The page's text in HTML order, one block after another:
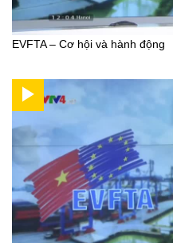
EVFTA – Cơ hội và hành động